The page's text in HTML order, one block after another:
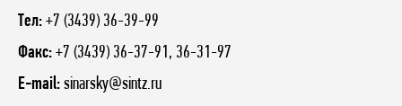
Тел: +7 (3439) 36-39-99
Факс: +7 (3439) 36-37-91, 36-31-97
E-mail: sinarsky@sintz.ru